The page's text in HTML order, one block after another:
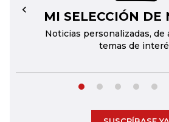
MI SELECCIÓN DE
Noticias personalizadas, de
temas de
←